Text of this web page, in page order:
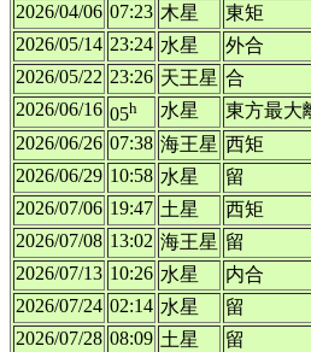
2026/04/06 07:23 木星 東矩
2026/05/14 23:24 水星 外合
2026/05/22 23:26 天王星 合
2026/06/16 05h 水星 東方最大
2026/06/26 07:38 海王星 西矩
2026/06/29 10:58 水星
留
2026/07/06 19:47 土星 西矩
2026/07/08 13:02 海王星 留
2026/07/13 10:26 水星 内合
2026/07/24 02:14 水星
留
2026/07/28 08:09 土星
留